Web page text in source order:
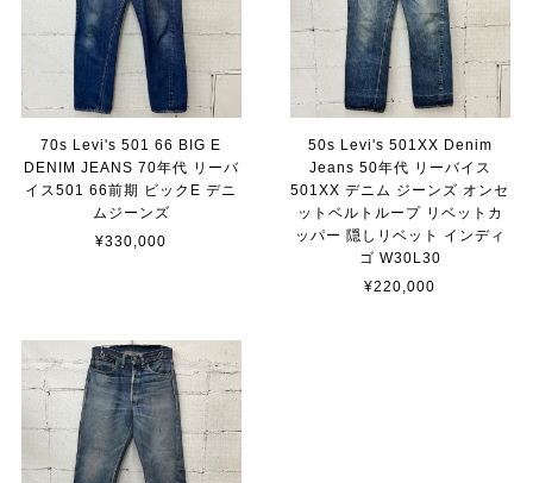
70s Levi's 501 66 BIG E
DENIM JEANS 70年代 リーバ
イス501 66前期 ビックE デニ
ムジーンズ
¥330,000
50s Levi's 501XX Denim
Jeans 50年代 リーバイス
501XX デニム ジーンズ オンセ
ットベルトループ リベットカ
ッパー 隠しリベット インディ
ゴ W30L30
¥220,000